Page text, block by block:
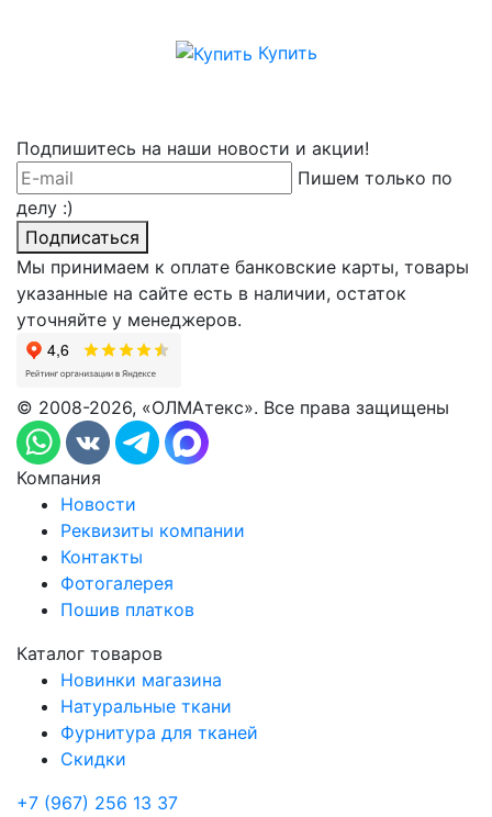
Купить
Подпишитесь на наши новости и акции!
Пишем только по
делу :)
Подписаться
Мы принимаем к оплате банковские карты, товары
указанные на сайте есть в наличии, остаток
уточняйте у менеджеров.
© 2008-2026, «ОЛМАтекс». Все права защищены
Компания
Новости
Реквизиты компании
Контакты
Фотогалерея
Пошив платков
Каталог товаров
Новинки магазина
Натуральные ткани
Фурнитура для тканей
Скидки
+7 (967) 256 13 37